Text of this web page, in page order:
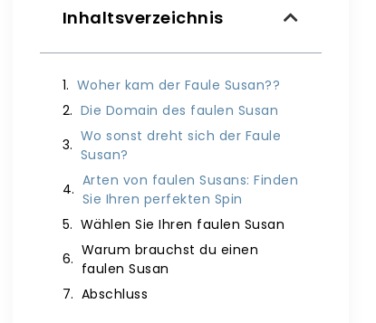
Inhaltsverzeichnis
Woher kam der Faule Susan??
Die Domain des faulen Susan
Wo sonst dreht sich der Faule
Susan?
Arten von faulen Susans: Finden
Sie Ihren perfekten Spin
Wählen Sie Ihren faulen Susan
Warum brauchst du einen
faulen Susan
Abschluss